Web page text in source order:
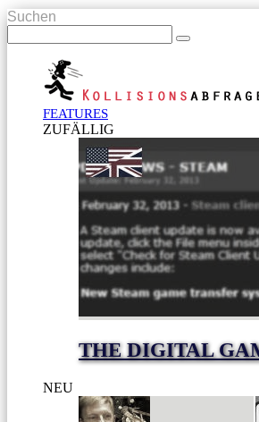
Suchen
FEATURES
ZUFÄLLIG
THE DIGITAL
NEU